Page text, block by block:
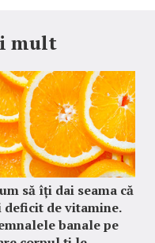
mult
să îți dai seama că
deficit de vitamine.
banale pe